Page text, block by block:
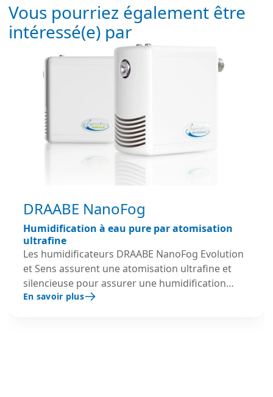
Vous pourriez également être
intéressé(e) par
DRAABE NanoFog
Humidification à eau pure par atomisation
ultrafine
Les humidificateurs DRAABE NanoFog Evolution
et Sens assurent une atomisation ultrafine et
silencieuse pour assurer une humidification
précise des locaux. Particulièrement adaptés aux
En savoir plus